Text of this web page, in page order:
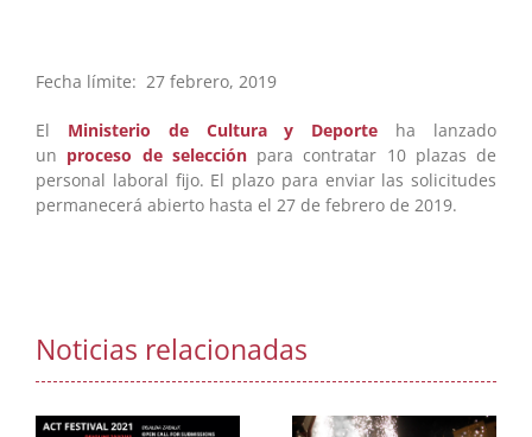
Fecha límite: 27 febrero, 2019
El Ministerio de Cultura y Deporte ha lanzado
un proceso de selecciónpara contratar 10 plazas de
personal laboral fijo. El plazo para enviar las solicitudes
permanecerá abierto hasta el 27 de febrero de 2019.
Noticias relacionadas